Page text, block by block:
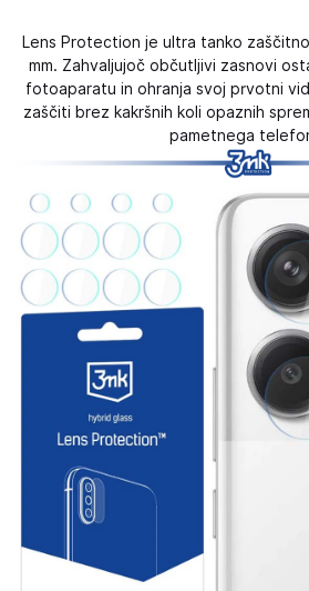
Lens Protection je ultra tanko
mm. Zahvaljujoč občutljivi zasnovi
fotoaparatu in ohranja svoj prvotni
zaščiti brez kakršnih koli opaznih
pametnega